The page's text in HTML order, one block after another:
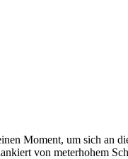
Moment, um sich
von meterhohem